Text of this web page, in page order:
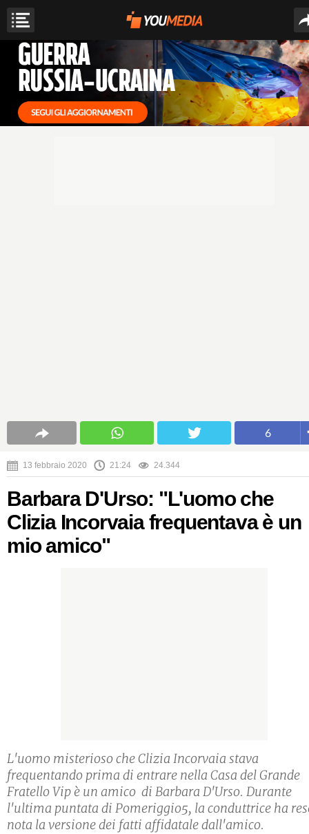
6
13 febbraio 2020 21:24 24.344
Barbara D'Urso: "L'uomo che
Clizia Incorvaia frequentava è un
mio amico"
L'uomo misterioso che Clizia Incorvaia stava
frequentando prima di entrare nella Casa del Grande
Fratello Vip è un amico di Barbara D'Urso. Durante
l'ultima puntata di Pomeriggio5, la conduttrice ha
nota la versione dei fatti affidatale dall'amico.